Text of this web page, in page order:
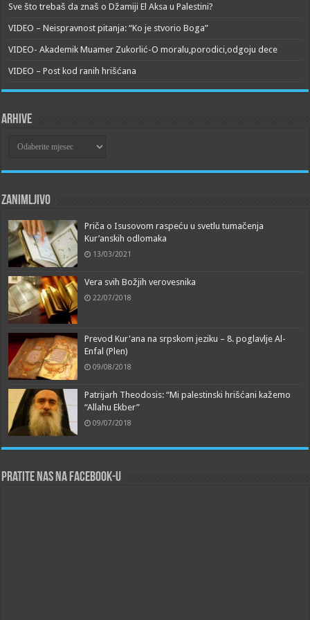
Sve što trebaš da znaš o Džamiji El Aksa u Palestini?
VIDEO – Neispravnost pitanja: “Ko je stvorio Boga”
VIDEO- Akademik Muamer Zukorlić-O moralu,porodici,odgoju dece
VIDEO – Post kod ranih hrišćana
Arhive
Zanimljivo
Priča o Isusovom raspeću u svetlu tumačenja
Kur’anskih odlomaka
13/03/2021
Vera svih Božjih verovesnika
22/07/2018
Prevod Kur'ana na srpskom jeziku – 8. poglavlje Al-
Enfal (Plen)
09/08/2018
Patrijarh Theodosis: “Mi palestinski hrišćani kažemo
“Allahu Ekber”
09/07/2018
Pratite nas na Facebook-u